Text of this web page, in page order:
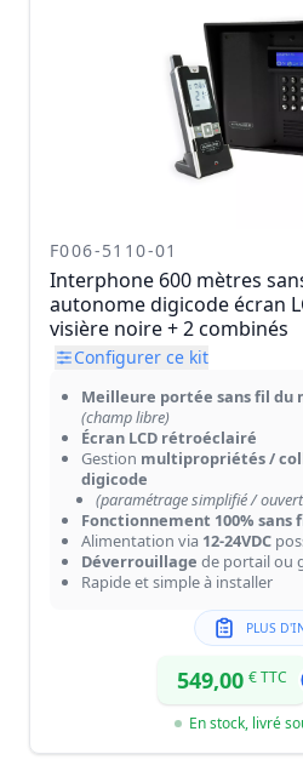
F006-5110-01
Interphone 600 mètres
autonome digicode écran
visière noire + 2 combinés
Configurer ce kit
Meilleure portée sans fil du
(champ libre)
Écran LCD rétroéclairé
Gestion multipropriétés /
digicode
(paramétrage simplifié /
Fonctionnement 100% sans
Alimentation via 12-24VDC
Déverrouillage de portail ou
Rapide et simple à installer
PLUS
549,00 € TTC
En stock, livré